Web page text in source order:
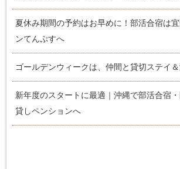
夏休み期間の予約はお早めに！部活合宿は
ンてんぷすへ
ゴールデンウィークは、仲間と貸切ステイ
新年度のスタートに最適｜沖縄で部活合宿
貸しペンションへ